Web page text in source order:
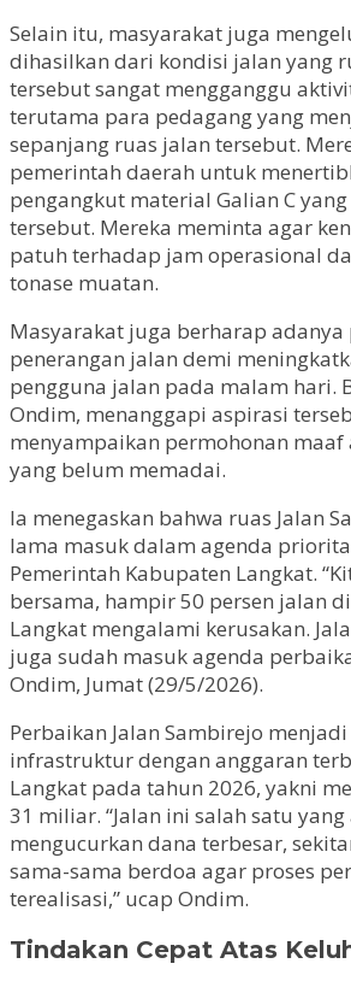
Selain itu, masyarakat juga
dihasilkan dari kondisi jalan yang
tersebut sangat mengganggu
terutama para pedagang yang
sepanjang ruas jalan tersebut.
pemerintah daerah untuk
pengangkut material Galian C
tersebut. Mereka meminta agar
patuh terhadap jam operasional
tonase muatan.
Masyarakat juga berharap adanya
penerangan jalan demi
pengguna jalan pada malam hari.
Ondim, menanggapi aspirasi
menyampaikan permohonan maaf
yang belum memadai.
Ia menegaskan bahwa ruas Jalan
lama masuk dalam agenda
Pemerintah Kabupaten Langkat.
bersama, hampir 50 persen jalan
Langkat mengalami kerusakan.
juga sudah masuk agenda
Ondim, Jumat (29/5/2026).
Perbaikan Jalan Sambirejo
infrastruktur dengan anggaran
Langkat pada tahun 2026, yakni
31 miliar. “Jalan ini salah satu yang
mengucurkan dana terbesar,
sama-sama berdoa agar proses
terealisasi,” ucap Ondim.
Tindakan Cepat Atas